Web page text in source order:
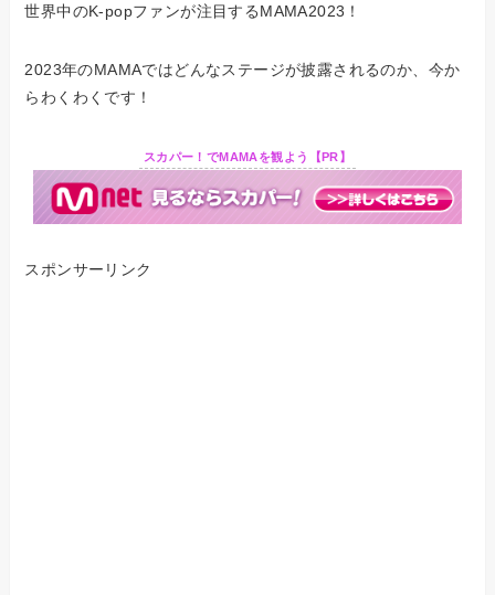
世界中のK-popファンが注目するMAMA2023！
2023年のMAMAではどんなステージが披露されるのか、今か
らわくわくです！
スカパー！でMAMAを観よう【PR】
スポンサーリンク